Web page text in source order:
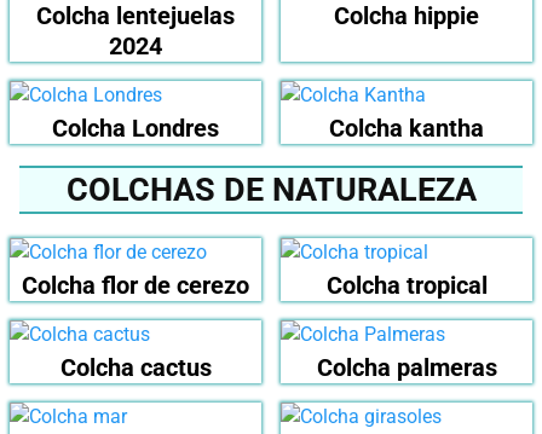
Colcha lentejuelas
2024
Colcha hippie
Colcha Londres Colcha kantha
COLCHAS DE NATURALEZA
Colcha flor de cerezo Colcha tropical
Colcha cactus Colcha palmeras